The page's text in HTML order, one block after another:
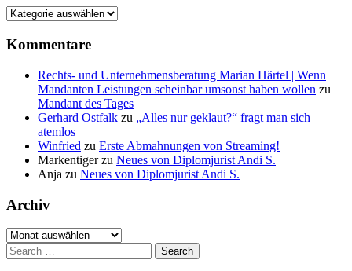
Kategorien
Kommentare
Rechts- und Unternehmensberatung Marian Härtel | Wenn
Mandanten Leistungen scheinbar umsonst haben wollen zu
Mandant des Tages
Gerhard Ostfalk zu „Alles nur geklaut?“ fragt man sich
atemlos
Winfried zu Erste Abmahnungen von Streaming!
Markentigerzu Neues von Diplomjurist Andi S.
Anja zu Neues von Diplomjurist Andi S.
Archiv
Archiv
Search
for: